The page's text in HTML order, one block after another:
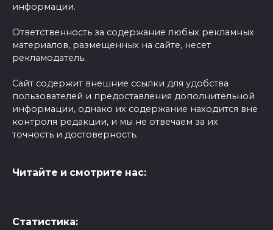
информации.
Ответственность за содержание любых рекламных
материалов, размещенных на сайте, несет
рекламодатель.
Сайт содержит внешние ссылки для удобства
пользователей и предоставления дополнительной
информации, однако их содержание находится вне
контроля редакции, и мы не отвечаем за их
точность и достоверность.
Читайте и смотрите нас:
Статистика: